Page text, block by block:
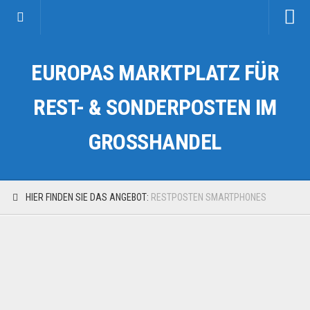
Kategorien
Auto & Motorrad
Fahrzeuge & Transport
EUROPAS MARKTPLATZ FÜR
REST- & SONDERPOSTEN IM
GROSSHANDEL
HIER FINDEN SIE DAS ANGEBOT: RESTPOSTEN SMARTPHONES